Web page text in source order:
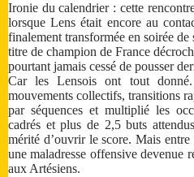
Ironie du calendrier : cette
lorsque Lens était encore au
finalement transformée en soirée
titre de champion de France
pourtant jamais cessé de pousser
Car les Lensois ont tout donné.
mouvements collectifs, transitions
par séquences et multiplié les
cadrés et plus de 2,5 buts
mérité d’ouvrir le score. Mais entre
une maladresse offensive devenue
aux Artésiens.